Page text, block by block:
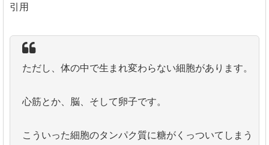
引用
ただし、体の中で生まれ変わらない細胞があります。
心筋とか、脳、そして卵子です。
こういった細胞のタンパク質に糖がくっついてしまう